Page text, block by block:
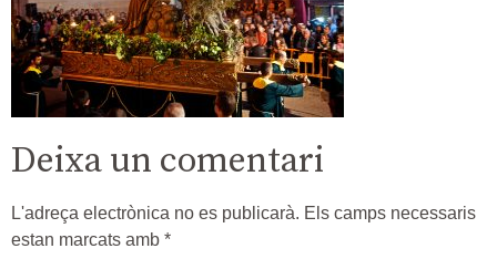
Deixa un comentari
L'adreça electrònica no es publicarà. Els camps necessaris
estan marcats amb *